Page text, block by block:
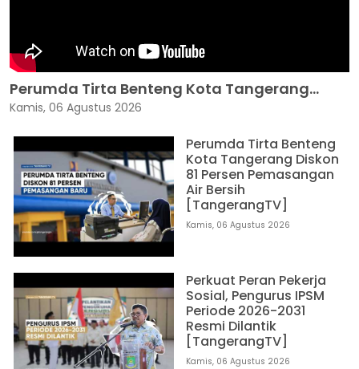
Perumda Tirta Benteng Kota Tangerang...
Kamis, 06 Agustus 2026
Perumda Tirta Benteng
Kota Tangerang Diskon
81 Persen Pemasangan
Air Bersih
[TangerangTV]
Kamis, 06 Agustus 2026
Perkuat Peran Pekerja
Sosial, Pengurus IPSM
Periode 2026-2031
Resmi Dilantik
[TangerangTV]
Kamis, 06 Agustus 2026